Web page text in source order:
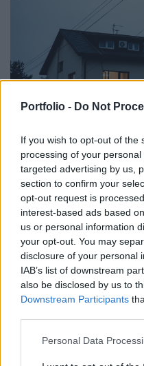
Portfolio - Do Not
If you wish to opt-out of the
processing of your
targeted advertising by us,
section to confirm your
opt-out request is
interest-based ads based
us or personal information
your opt-out. You may
disclosure of your personal
IAB’s list of downstream
also be disclosed by us to
Downstream Participants
Personal Data
Összefogott a
takarékosság
a sötétségtől
Sok másik nemzetközi